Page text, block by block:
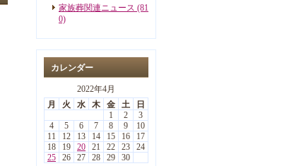
家族葬関連ニュース (81
0)
カレンダー
2022年4月
月
火 水 木 金 土
日
1
2
3
4
5 6 7 8 9
10
11
12 13 14 15 16
17
18
19 20 21 22 23
24
25
26 27 28 29 30